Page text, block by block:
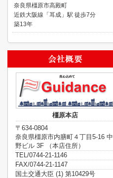
奈良県橿原市高殿町
近鉄大阪線「耳成」駅 徒歩7分
築13年
橿原本店
〒634-0804
奈良県橿原市内膳町４丁目5-16 中
野ビル 3F （本店住所）
TEL/0744-21-1146
FAX/0744-21-1147
国土交通大臣 (1) 第10429号